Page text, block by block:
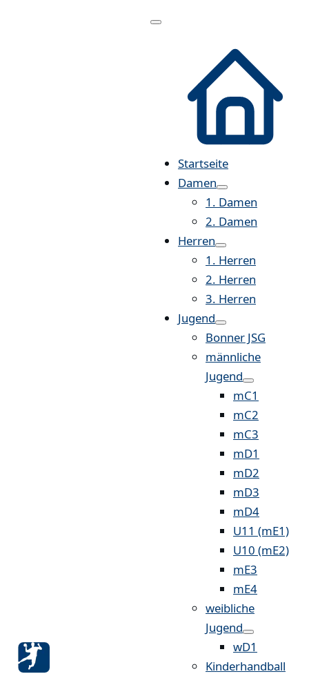
Menü
Startseite
Damen
1. Damen
2. Damen
Herren
1. Herren
2. Herren
3. Herren
Jugend
Bonner JSG
männliche
Jugend
mC1
mC2
mC3
mD1
mD2
mD3
mD4
U11 (mE1)
U10 (mE2)
mE3
mE4
weibliche
Jugend
wD1
Kinderhandball